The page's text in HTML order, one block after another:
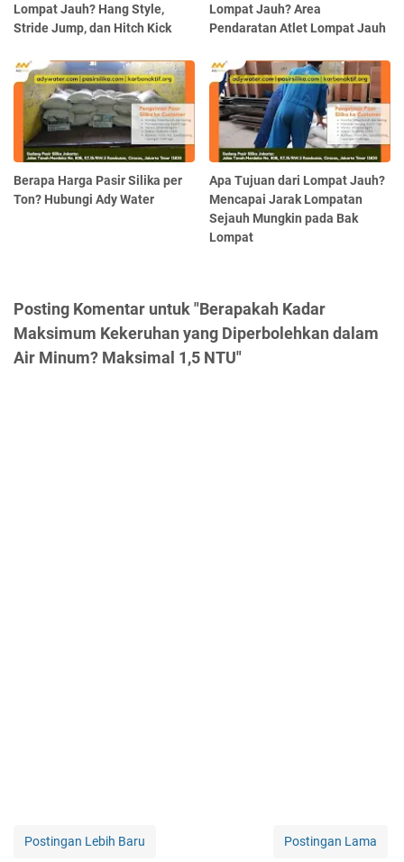
Lompat Jauh? Hang Style,
Stride Jump, dan Hitch Kick
Lompat Jauh? Area
Pendaratan Atlet Lompat Jauh
Berapa Harga Pasir Silika per
Ton? Hubungi Ady Water
Apa Tujuan dari Lompat Jauh?
Mencapai Jarak Lompatan
Sejauh Mungkin pada Bak
Lompat
Posting Komentar untuk "Berapakah Kadar
Maksimum Kekeruhan yang Diperbolehkan dalam
Air Minum? Maksimal 1,5 NTU"
Postingan Lebih Baru Postingan Lama